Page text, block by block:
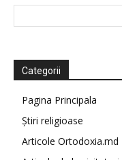
Categorii
Pagina Principala
Știri religioase
Articole Ortodoxia.md